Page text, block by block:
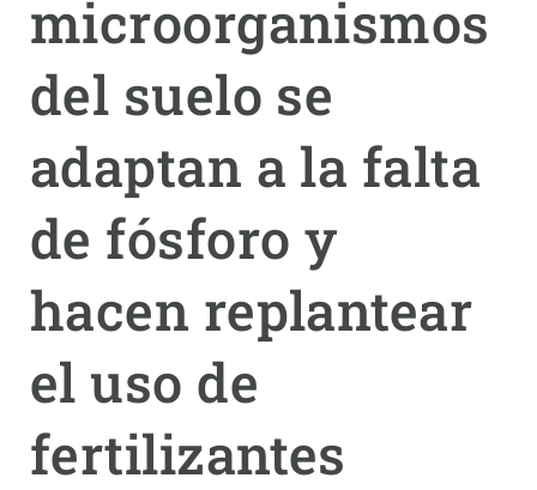
microorganismos
del suelo se
adaptan a la falta
de fósforo y
hacen replantear
el uso de
fertilizantes
PARTICIPA
NOTICIAS Y AGENDA